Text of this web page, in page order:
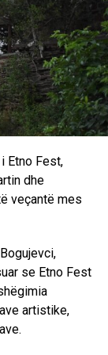
kur dikush
rreth tij për ta
kishte qenë
atë që
të jetojnë
këtë botës.
me
zona konflikti,
e saj.
e cila
i
Kosovës
shqiptarët
Ushtria
Etno Fest,
dhe
veçantë mes
se Etno Fest
artistike,